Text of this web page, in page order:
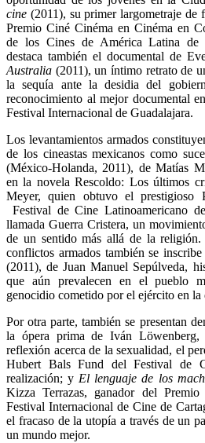
cine (2011), su primer largometraje
Premio Ciné Cinéma en Cinéma en
de los Cines de América Latina de
destaca también el documental de
Australia (2011), un íntimo retrato de
la sequía ante la desidia del
reconocimiento al mejor documental
Festival Internacional de Guadalajara.
Los levantamientos armados
de los cineastas mexicanos como
(México-Holanda, 2011), de Matías
en la novela Rescoldo: Los últimos
Meyer, quien obtuvo el
Festival de Cine Latinoamericano
llamada Guerra Cristera, un
de un sentido más allá de la religión.
conflictos armados también se inscribe
(2011), de Juan Manuel Sepúlveda,
que aún prevalecen en el pueblo
genocidio cometido por el ejército en la
Por otra parte, también se presentan
la ópera prima de Iván Löwenberg,
reflexión acerca de la sexualidad, el
Hubert Bals Fund del Festival de
realización; y El lenguaje de los
Kizza Terrazas, ganador del
Festival Internacional de Cine de
el fracaso de la utopía a través de un
un mundo mejor.